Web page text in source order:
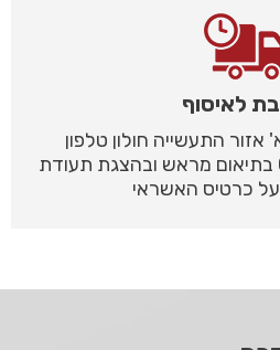
לאיסוף
המלאכה 15 א' אזור התעשייה חולון טלפון
לתיאום 03-5567536 בתיאום מראש ובהצגת תעודת
כרטיס האשראי